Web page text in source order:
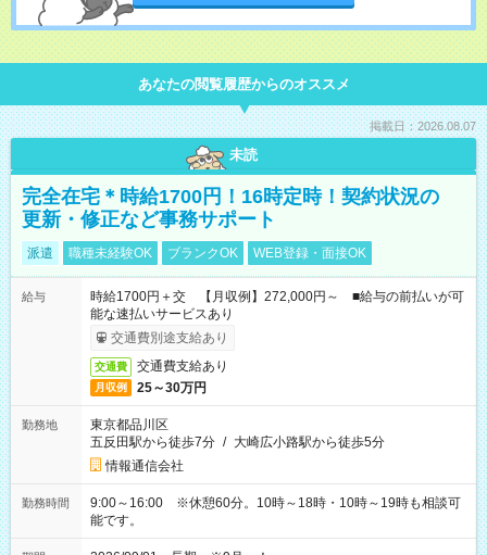
あなたの閲覧履歴からのオススメ
掲載日：2026.08.07
未読
完全在宅＊時給1700円！16時定時！契約状況の
更新・修正など事務サポート
派遣 職種未経験OK ブランクOK WEB登録・面接OK
給与
時給1700円＋交 【月収例】272,000円～ ■給与の前払いが可
能な速払いサービスあり
交通費別途支給あり
交通費 交通費支給あり
月収例 25～30万円
勤務地
東京都品川区
五反田駅から徒歩7分 / 大崎広小路駅から徒歩5分
情報通信会社
勤務時間
9:00～16:00 ※休憩60分。10時～18時・10時～19時も相談可
能です。